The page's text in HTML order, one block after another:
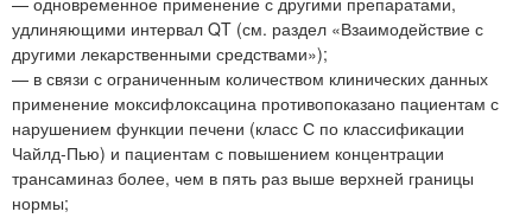
удлиняющими интервал QT (см. раздел «Взаимодействие с
другими лекарственными средствами»);
— в связи с ограниченным количеством клинических данных
применение моксифлоксацина противопоказано пациентам с
нарушением функции печени (класс С по классификации
Чайлд-Пью) и пациентам с повышением концентрации
трансаминаз более, чем в пять раз выше верхней границы
нормы;